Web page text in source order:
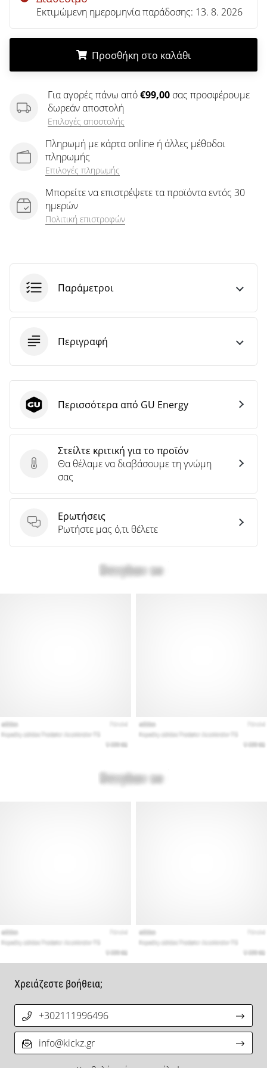
άρθρων
Εκτιμώμενη ημερομηνία παράδοσης: 13. 8. 2026
Προσθήκη στο καλάθι
Για αγορές πάνω από€99,00 σας προσφέρουμε
δωρεάν αποστολή
Επιλογές αποστολής
Πληρωμή με κάρτα online ή άλλες μέθοδοι
πληρωμής
Επιλογές πληρωμής
Μπορείτε να επιστρέψετε τα προϊόντα εντός 30
ημερών
Πολιτική επιστροφών
Παράμετροι
Περιγραφή
Στείλτε κριτική για το προϊόν
Στείλτε κριτική για το προϊόν
Θα θέλαμε να διαβάσουμε τη γνώμη
σας
Ερωτήσεις
Ερωτήσεις
Ρωτήστε μας ό,τι θέλετε
GU EnergyΠερισσότερα από GU Energy
Χρειάζεστε βοήθεια;
+302111996496
info@kickz.gr